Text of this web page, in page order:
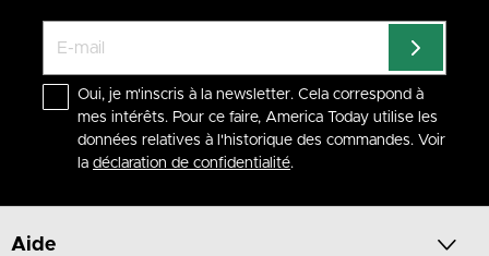
Oui, je m'inscris à la newsletter. Cela correspond à
mes intérêts. Pour ce faire, America Today utilise les
données relatives à l'historique des commandes. Voir
la déclaration de confidentialité.
Aide